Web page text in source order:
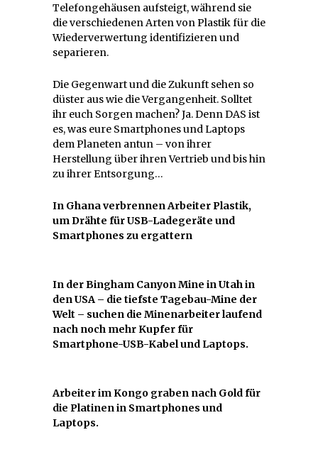
Telefongehäusen aufsteigt, während sie
die verschiedenen Arten von Plastik für die
Wiederverwertung identifizieren und
separieren.
Die Gegenwart und die Zukunft sehen so
düster aus wie die Vergangenheit. Solltet
ihr euch Sorgen machen? Ja. Denn DAS ist
es, was eure Smartphones und Laptops
dem Planeten antun – von ihrer
Herstellung über ihren Vertrieb und bis hin
zu ihrer Entsorgung…
In Ghana verbrennen Arbeiter Plastik,
um Drähte für USB-Ladegeräte und
Smartphones zu ergattern
In der Bingham Canyon Mine in Utah in
den USA – die tiefste Tagebau-Mine der
Welt – suchen die Minenarbeiter laufend
nach noch mehr Kupfer für
Smartphone-USB-Kabel und Laptops.
Arbeiter im Kongo graben nach Gold für
die Platinen in Smartphones und
Laptops.